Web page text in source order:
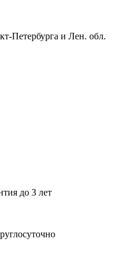
Петербурга и Лен. обл.
до 3 лет